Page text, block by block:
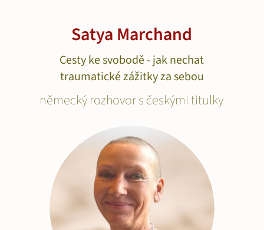
Satya Marchand
Cesty ke svobodě - jak nechat
traumatické zážitky za sebou
německý rozhovor s českými titulky